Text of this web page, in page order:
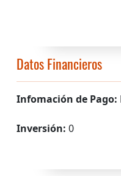
pensamiento crítico
Datos Financieros
Infomación de Pago:
Inversión: 0